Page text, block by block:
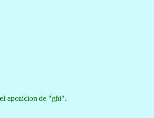
apozicion de "ghi".